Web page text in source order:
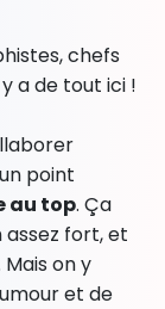
chefs
a de tout ici !
point
au top. Ça
fort, et
on y
et de